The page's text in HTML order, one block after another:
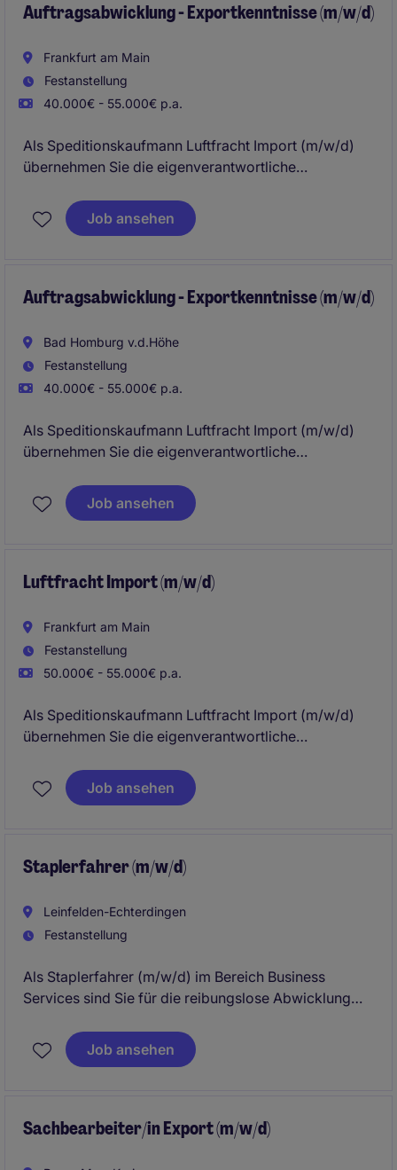
einsetzen können.
Auftragsabwicklung - Exportkenntnisse (m/w/d)
Frankfurt am Main
Festanstellung
40.000€ - 55.000€ p.a.
Als Speditionskaufmann Luftfracht Import (m/w/d)
übernehmen Sie die eigenverantwortliche
sorgen für einen reibungslosen Transportablauf. Sie
koordinieren sämtliche Prozesse zwischen Kunden,
Job ansehen
Auftragsabwicklung - Exportkenntnisse (m/w/d)
Bad Homburg v.d.Höhe
Festanstellung
40.000€ - 55.000€ p.a.
Als Speditionskaufmann Luftfracht Import (m/w/d)
übernehmen Sie die eigenverantwortliche
sorgen für einen reibungslosen Transportablauf. Sie
koordinieren sämtliche Prozesse zwischen Kunden,
Job ansehen
Luftfracht Import (m/w/d)
Frankfurt am Main
Festanstellung
50.000€ - 55.000€ p.a.
Als Speditionskaufmann Luftfracht Import (m/w/d)
übernehmen Sie die eigenverantwortliche
sorgen für einen reibungslosen Transportablauf. Sie
koordinieren sämtliche Prozesse zwischen Kunden,
Job ansehen
Staplerfahrer (m/w/d)
Leinfelden-Echterdingen
Festanstellung
Als Staplerfahrer (m/w/d) im Bereich Business
Services sind Sie für die reibungslose Abwicklung
Aufgaben umfassen den sicheren Transport und die
Lagerung von Waren am Standort Leinfelden-
Job ansehen
Sachbearbeiter/in Export (m/w/d)